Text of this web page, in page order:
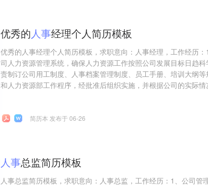
优秀的人事经理个人简历模板
优秀的人事经理个人简历模板，求职意向：人事经理，工作经历
司人力资源管理系统，确保人力资源工作按照公司发展目标日趋
责制订公司用工制度、人事档案管理制度、员工手册、培训大纲
和人力资源部工作程序，经批准后组织实施，并根据公司的实际
简历本 发布于 06-26
人事总监简历模板
人事总监简历模板，求职意向：人事总监，工作经历：1、公司管